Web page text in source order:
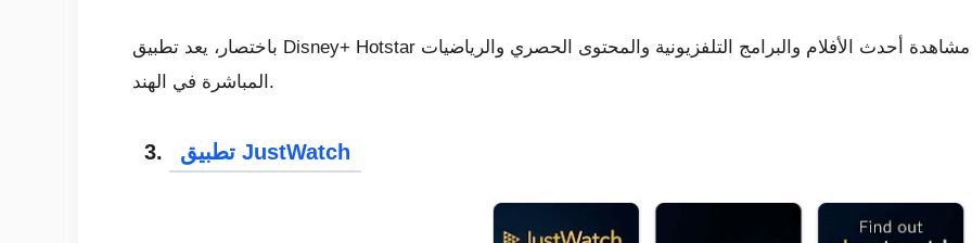
باختصار، يعد تطبيق Disney+ Hotstar خيارًا مثاليًا للمستخدمين الذين يرغبون في مشاهدة أحدث الأفلام والبرامج التلفزيونية والمحتوى الحصري والرياضيات
المباشرة في الهند.
3. تطبيق JustWatch